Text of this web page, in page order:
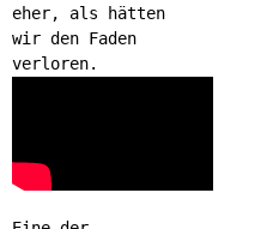
eher, als hätten
wir den Faden
verloren.